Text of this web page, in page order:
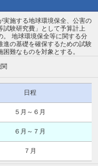
実施する地球環境保全、公害の
試験研究費」として予算計上
。 地球環境保全等に関する分
進の基礎を確保するための試験
難なものを対象とする。
日程
５月～６月
６月～７月
７月